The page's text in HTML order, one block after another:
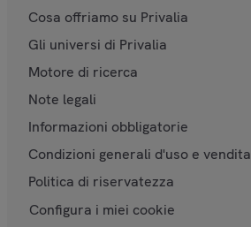
Cosa offriamo su Privalia
Gli universi di Privalia
Motore di ricerca
Note legali
Informazioni obbligatorie
Condizioni generali d'uso e vendita
Politica di riservatezza
Configura i miei cookie